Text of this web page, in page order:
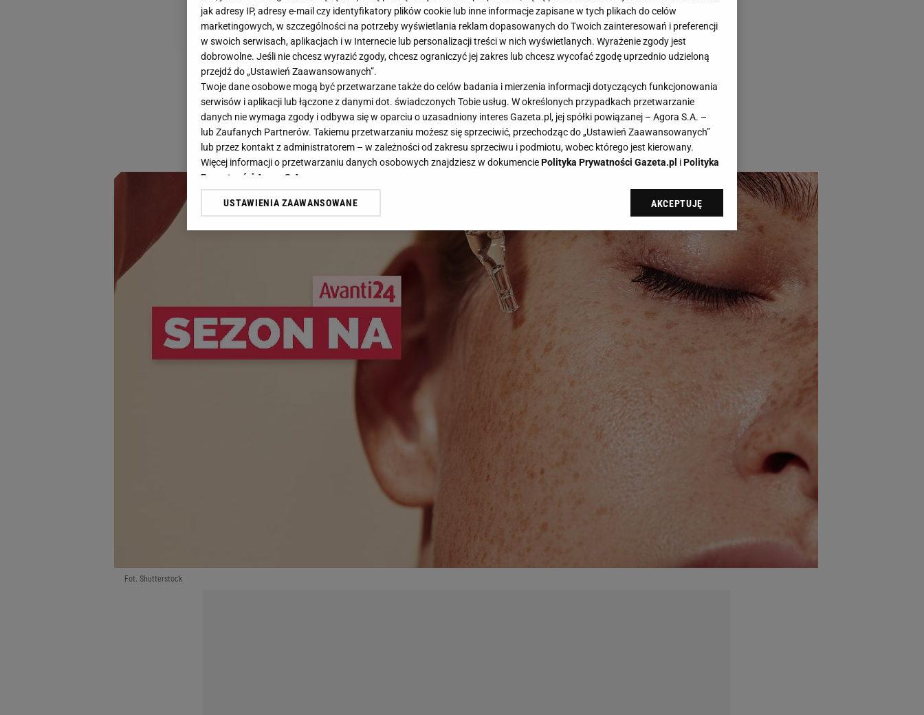
przebarwieniami
PS
26 lipca 2024, 12:30
Narzekasz na szarą cerę, niedoskonałości i przebarwienia? Jeśli tak, koniecznie zainwestuj w
kilka naszych kosmetycznych perełek, które skutecznie uporają się z tymi problemami. Serum
rozjaśniające jest totalnym hitem! Nic dziwnego, że kobiety wykupują je na zapas!
Fot. Shutterstock
jak adresy IP, adresy e-mail czy identyfikatory plików cookie lub inne informacje zapisane w tych plikach do celów
marketingowych, w szczególności na potrzeby wyświetlania reklam dopasowanych do Twoich zainteresowań i preferencji
w swoich serwisach, aplikacjach i w Internecie lub personalizacji treści w nich wyświetlanych. Wyrażenie zgody jest
dobrowolne. Jeśli nie chcesz wyrazić zgody, chcesz ograniczyć jej zakres lub chcesz wycofać zgodę uprzednio udzieloną
przejdź do „Ustawień Zaawansowanych”.
Twoje dane osobowe mogą być przetwarzane także do celów badania i mierzenia informacji dotyczących funkcjonowania
serwisów i aplikacji lub łączone z danymi dot. świadczonych Tobie usług. W określonych przypadkach przetwarzanie
danych nie wymaga zgody i odbywa się w oparciu o uzasadniony interes Gazeta.pl, jej spółki powiązanej – Agora S.A. –
lub Zaufanych Partnerów. Takiemu przetwarzaniu możesz się sprzeciwić, przechodząc do „Ustawień Zaawansowanych”
lub przez kontakt z administratorem – w zależności od zakresu sprzeciwu i podmiotu, wobec którego jest kierowany.
Więcej informacji o przetwarzaniu danych osobowych znajdziesz w dokumenciePolityka Prywatności Gazeta.pl iPolityka
Prywatności Agora S.A.
Klikając „Akceptuję” wyrażasz też zgodę na zainstalowanie i przechowywanie plików cookie Gazeta.pl sp. z o.o., jej
dotyczące plików cookie, wywołując narzędzie do zarządzania twoimi preferencjami dot. przetwarzania danych poprzez
odnośnik „Ustawienia prywatności ” w stopce serwisu i przechodząc do „Ustawień Zaawansowanych”. Zmiana ustawień
plików cookie możliwa jest także za pomocą ustawień przeglądarki.
My, nasi Zaufani Partnerzy i Agora S.A. możemy przetwarzać dane osobowe w następujących celach:
Użycie dokładnych danych geolokalizacyjnych. Aktywne skanowanie charakterystyki urządzenia do celów identyfikacji.
Przechowywanie informacji na urządzeniu lub dostęp do nich. Spersonalizowane reklamy i treści, pomiar reklam i treści,
badnie odbiorców i ulepszanie usług.
Lista Zaufanych Partnerów
USTAWIENIA ZAAWANSOWANE AKCEPTUJĘ